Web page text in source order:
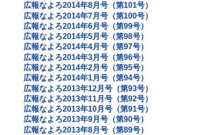
広報なよろ2014年8月号（第101号）
広報なよろ2014年7月号（第100号）
広報なよろ2014年6月号（第99号）
広報なよろ2014年5月号（第98号）
広報なよろ2014年4月号（第97号）
広報なよろ2014年3月号（第96号）
広報なよろ2014年2月号（第95号）
広報なよろ2014年1月号（第94号）
広報なよろ2013年12月号（第93号）
広報なよろ2013年11月号（第92号）
広報なよろ2013年10月号（第91号）
広報なよろ2013年9月号（第90号）
広報なよろ2013年8月号（第89号）